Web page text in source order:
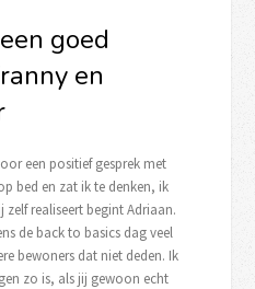
goed
en
een positief gesprek met
bed en zat ik te denken, ik
realiseert begint Adriaan.
de back to basics dag veel
bewoners dat niet deden. Ik
zo is, als jij gewoon echt